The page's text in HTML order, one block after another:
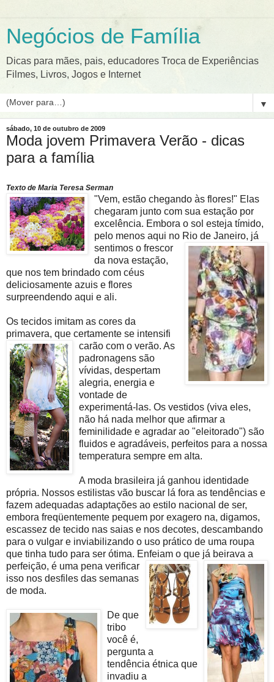
Negócios de Família
Dicas para mães, pais, educadores Troca de Experiências
Filmes, Livros, Jogos e Internet
▼
sábado, 10 de outubro de 2009
Moda jovem Primavera Verão - dicas
para a família
Texto de Maria Teresa Serman
"Vem, estão chegando às flores!" Elas
chegaram junto com sua estação por
excelência. Embora o sol esteja tímido,
pelo menos aqui no Rio de Janeiro, já
sentimos o frescor
da nova estação,
que nos tem brindado com céus
deliciosamente azuis e flores
surpreendendo aqui e ali.
Os tecidos imitam as cores da
primavera, que certamente se intensifi
carão com o verão. As
padronagens são
vívidas, despertam
alegria, energia e
vontade de
experimentá-las. Os vestidos (viva eles,
não há nada melhor que afirmar a
feminilidade e agradar ao "eleitorado") são
fluidos e agradáveis, perfeitos para a nossa
temperatura sempre em alta.
A moda brasileira já ganhou identidade
própria. Nossos estilistas vão buscar lá fora as tendências e
fazem adequadas adaptações ao estilo nacional de ser,
embora freqüentemente pequem por exagero na, digamos,
escassez de tecido nas saias e nos decotes, descambando
para o vulgar e inviabilizando o uso prático de uma roupa
que tinha tudo para ser ótima. Enfeiam o que já beirava a
perfeição, é uma pena verificar
isso nos desfiles das semanas
de moda.
De que
tribo
você é,
pergunta a
tendência étnica que
invadiu a